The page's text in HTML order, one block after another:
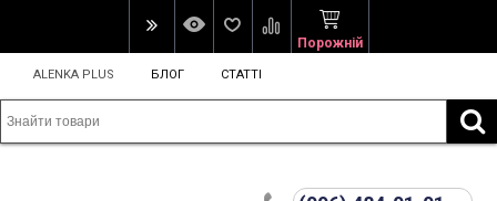
Порожній
ALENKA PLUS БЛОГ СТАТТІ